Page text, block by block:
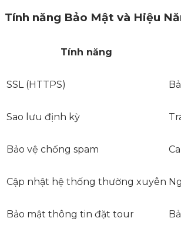
Tính năng Bảo Mật và Hiệu
Tính năng
SSL (HTTPS)
Sao lưu định kỳ
Bảo vệ chống spam
Cập nhật hệ thống thường xuyên
Bảo mật thông tin đặt tour